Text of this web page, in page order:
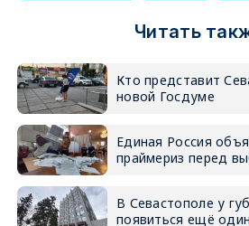
Читать
Кто представит
новой Госдуме
Единая Россия
праймериз перед
В Севастополе у
появиться ещё